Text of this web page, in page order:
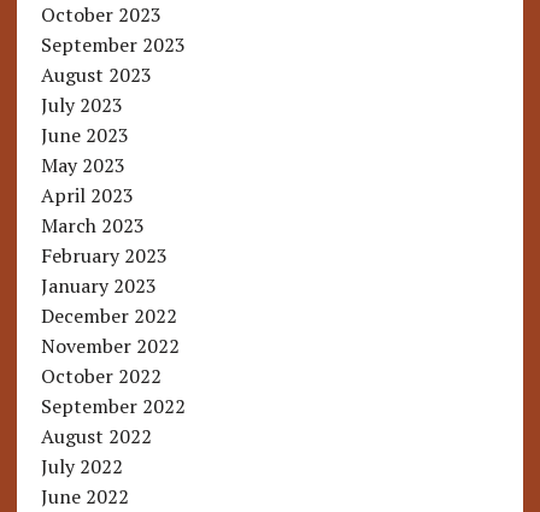
October 2023
September 2023
August 2023
July 2023
June 2023
May 2023
April 2023
March 2023
February 2023
January 2023
December 2022
November 2022
October 2022
September 2022
August 2022
July 2022
June 2022